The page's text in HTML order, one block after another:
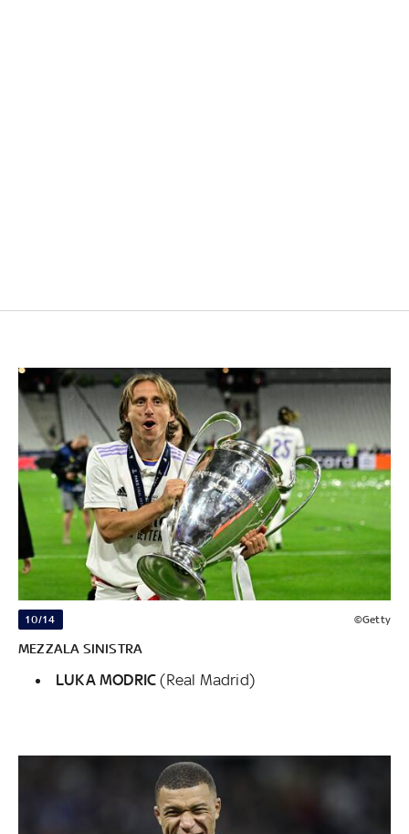
10/14 ©Getty
MEZZALA SINISTRA
LUKA MODRIC(Real Madrid)